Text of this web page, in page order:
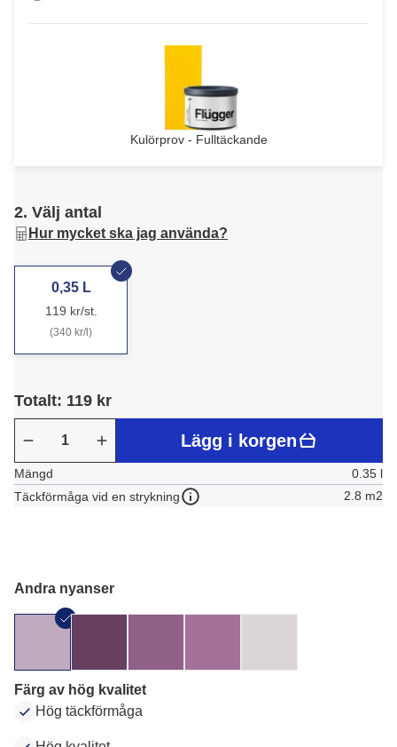
Kulörprov - Fulltäckande
2. Välj antal
Hur mycket ska jag använda?
0,35 L
119 kr/st.
(340 kr/l)
Totalt: 119 kr
Lägg i korgen
Mängd
0.35 l
Täckförmåga vid en strykning
2.8 m2
Andra nyanser
Färg av hög kvalitet
Hög täckförmåga